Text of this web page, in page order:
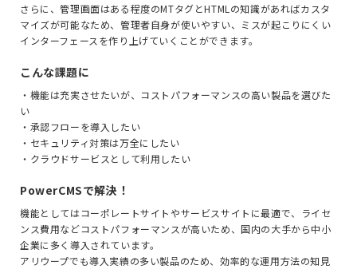
さらに、管理画面はある程度のMTタグとHTMLの知識があればカスタ
マイズが可能なため、管理者自身が使いやすい、ミスが起こりにくい
インターフェースを作り上げていくことができます。
こんな課題に
・機能は充実させたいが、コストパフォーマンスの高い製品を選びた
い
・承認フローを導入したい
・セキュリティ対策は万全にしたい
・クラウドサービスとして利用したい
PowerCMSで解決！
機能としてはコーポレートサイトやサービスサイトに最適で、ライセ
ンス費用などコストパフォーマンスが高いため、国内の大手から中小
企業に多く導入されています。
アリウープでも導入実績の多い製品のため、効率的な運用方法の知見